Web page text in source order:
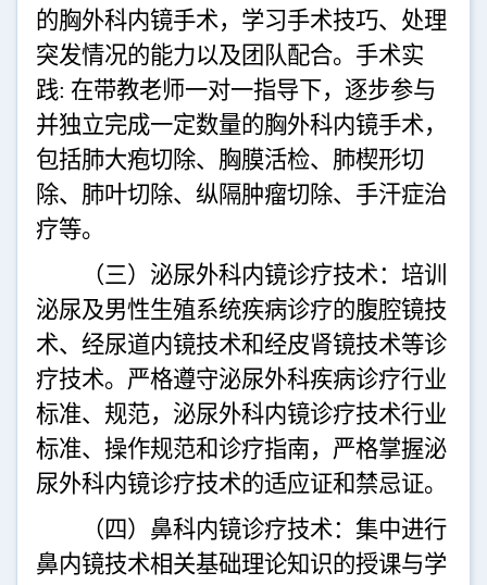
的胸外科内镜手术，学习手术技巧、处理
突发情况的能力以及团队配合。手术实
践: 在带教老师一对一指导下，逐步参与
并独立完成一定数量的胸外科内镜手术，
包括肺大疱切除、胸膜活检、肺楔形切
除、肺叶切除、纵隔肿瘤切除、手汗症治
疗等。
（三）泌尿外科内镜诊疗技术：培训
泌尿及男性生殖系统疾病诊疗的腹腔镜技
术、经尿道内镜技术和经皮肾镜技术等诊
疗技术。严格遵守泌尿外科疾病诊疗行业
标准、规范，泌尿外科内镜诊疗技术行业
标准、操作规范和诊疗指南，严格掌握泌
尿外科内镜诊疗技术的适应证和禁忌证。
（四）鼻科内镜诊疗技术：集中进行
鼻内镜技术相关基础理论知识的授课与学